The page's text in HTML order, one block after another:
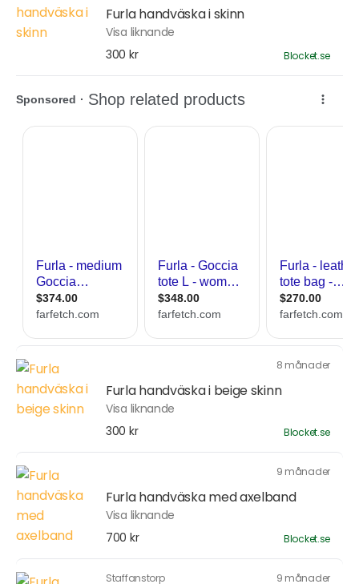
Furla handväska i skinn
Visa liknande
300 kr
Blocket.se
8 månader
Furla handväska i beige skinn
Visa liknande
300 kr
Blocket.se
9 månader
Furla handväska med axelband
Visa liknande
700 kr
Blocket.se
Staffanstorp 9 månader